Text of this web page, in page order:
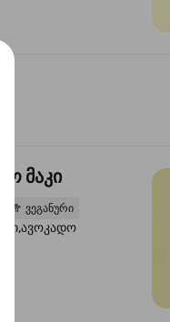
ხახვი,სეზამის
მაკი
🥦 ვეგანური